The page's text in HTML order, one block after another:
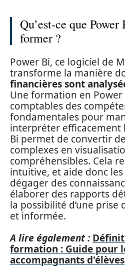
Qu’est-ce que
former ?
Power Bi, ce logiciel de
transforme la manière
financières sont
Une formation en
comptables des
fondamentales pour
interpréter efficacement
Bi permet de convertir
complexes en
compréhensibles. Cela
intuitive, et aide donc
dégager des
élaborer des rapports
la possibilité d’une prise
et informée.
A lire également :
formation : Guide pour
accompagnants d'élèves